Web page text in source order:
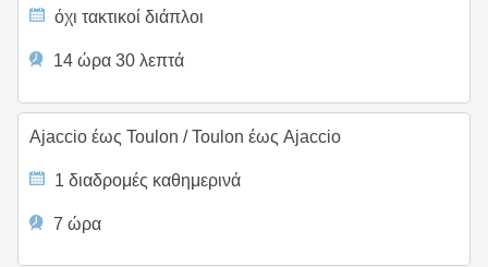
όχι τακτικοί διάπλοι
14 ώρα 30 λεπτά
Ajaccio έως Toulon /Toulon έως Ajaccio
1 διαδρομές καθημερινά
7 ώρα